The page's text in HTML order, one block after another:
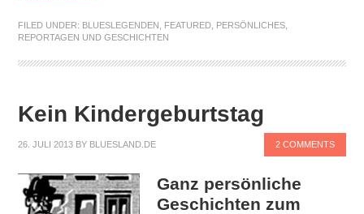
FILED UNDER: BLUESLEGENDEN FEATURED PERSÖNLICHES
REPORTAGEN UND GESCHICHTEN
Kein Kindergeburtstag
26. JULI 2013 BY BLUESLAND.DE 2 COMMENTS
Ganz persönliche
Geschichten zum